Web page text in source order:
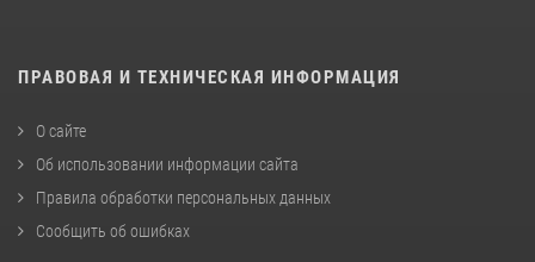
ПРАВОВАЯ И ТЕХНИЧЕСКАЯ ИНФОРМАЦИЯ
О сайте
Об использовании информации сайта
Правила обработки персональных данных
Сообщить об ошибках